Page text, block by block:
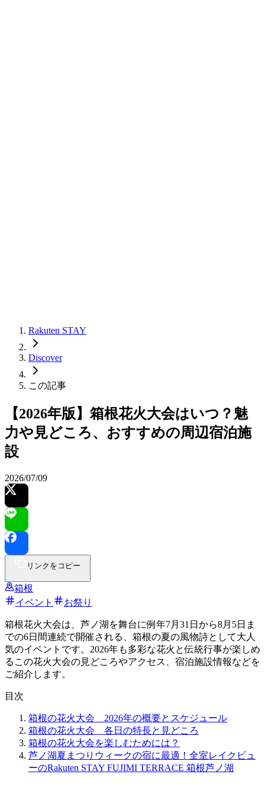
Rakuten STAY
Discover
この記事
【2026年版】箱根花火大会はいつ？魅
力や見どころ、おすすめの周辺宿泊施
設
2026/07/09
リンクをコピー
箱根
イベント
お祭り
箱根花火大会は、芦ノ湖を舞台に例年7月31日から8月5日ま
での6日間連続で開催される、箱根の夏の風物詩として大人
気のイベントです。2026年も多彩な花火と伝統行事が楽しめ
るこの花火大会の見どころやアクセス、宿泊施設情報などを
ご紹介します。
目次
箱根の花火大会 2026年の概要とスケジュール
箱根の花火大会 各日の特長と見どころ
箱根の花火大会を楽しむためには？
芦ノ湖夏まつりウィークの宿に最適！全室レイクビュ
ーのRakuten STAY FUJIMI TERRACE 箱根芦ノ湖